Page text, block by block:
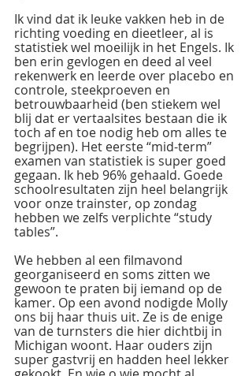
Ik vind dat ik leuke vakken heb in de
richting voeding en dieetleer, al is
statistiek wel moeilijk in het Engels. Ik
ben erin gevlogen en deed al veel
rekenwerk en leerde over placebo en
controle, steekproeven en
betrouwbaarheid (ben stiekem wel
blij dat er vertaalsites bestaan die ik
toch af en toe nodig heb om alles te
begrijpen). Het eerste “mid-term”
examen van statistiek is super goed
gegaan. Ik heb 96% gehaald. Goede
schoolresultaten zijn heel belangrijk
voor onze trainster, op zondag
hebben we zelfs verplichte “study
tables”.
We hebben al een filmavond
georganiseerd en soms zitten we
gewoon te praten bij iemand op de
kamer. Op een avond nodigde Molly
ons bij haar thuis uit. Ze is de enige
van de turnsters die hier dichtbij in
Michigan woont. Haar ouders zijn
super gastvrij en hadden heel lekker